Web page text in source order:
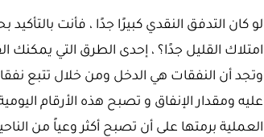
لو كان التدفق النقدي كبيرًا جدًا ، فأنت
امتلاك القليل جدًا؟ ، إحدى الطرق التي يمكنك
وتجد أن النفقات هي الدخل ومن خلال تتبع
عليه ومقدار الإنفاق و تصبح هذه الأرقام
العملية برمتها على أن تصبح أكثر وعياً من